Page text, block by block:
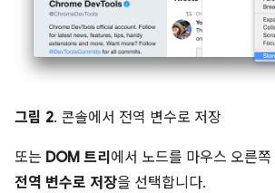
그림 2. 콘솔에서 전역 변수로 저장
또는 DOM 트리 에서 노드를 마우스 오른
전역 변수로 저장을 선택합니다.